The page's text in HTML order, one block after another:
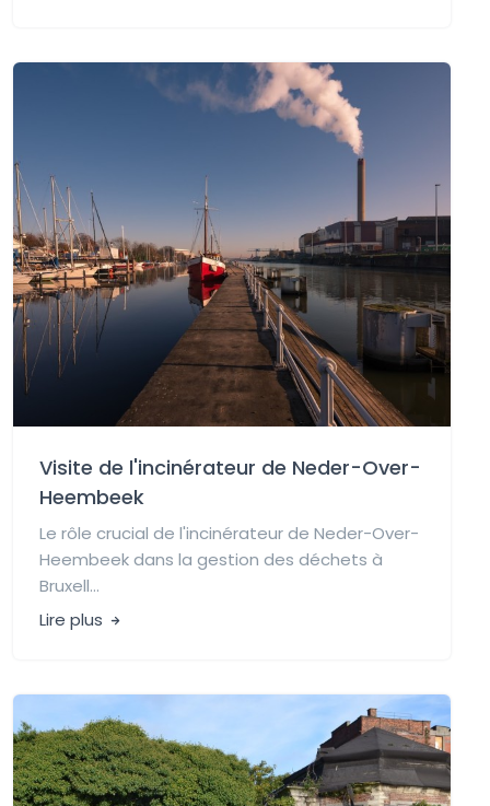
Visite de l'incinérateur de Neder-Over-
Heembeek
Le rôle crucial de l'incinérateur de Neder-Over-
Heembeek dans la gestion des déchets à
Bruxell...
Lire plus